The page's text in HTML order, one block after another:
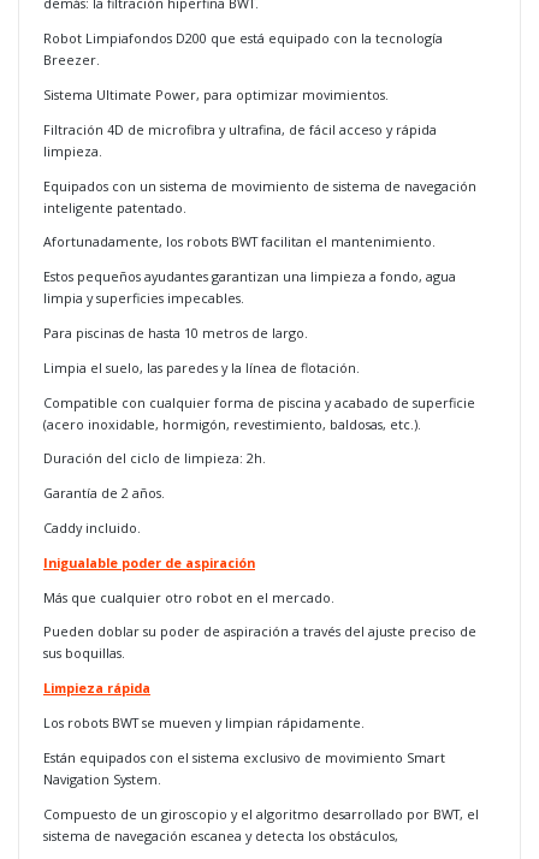
Robot Limpiafondos D200 que está equipado con la tecnología
Breezer.
Sistema Ultimate Power, para optimizar movimientos.
Filtración 4D de microfibra y ultrafina, de fácil acceso y rápida
limpieza.
Equipados con un sistema de movimiento de sistema de navegación
inteligente patentado.
Afortunadamente, los robots BWT facilitan el mantenimiento.
Estos pequeños ayudantes garantizan una limpieza a fondo, agua
limpia y superficies impecables.
Para piscinas de hasta 10 metros de largo.
Limpia el suelo, las paredes y la línea de flotación.
Compatible con cualquier forma de piscina y acabado de superficie
(acero inoxidable, hormigón, revestimiento, baldosas, etc.).
Duración del ciclo de limpieza: 2h.
Garantía de 2 años.
Caddy incluido.
Inigualable poder de aspiración
Más que cualquier otro robot en el mercado.
Pueden doblar su poder de aspiración a través del ajuste preciso de
sus boquillas.
Limpieza rápida
Los robots BWT se mueven y limpian rápidamente.
Están equipados con el sistema exclusivo de movimiento Smart
Navigation System.
Compuesto de un giroscopio y el algoritmo desarrollado por BWT, el
sistema de navegación escanea y detecta los obstáculos,